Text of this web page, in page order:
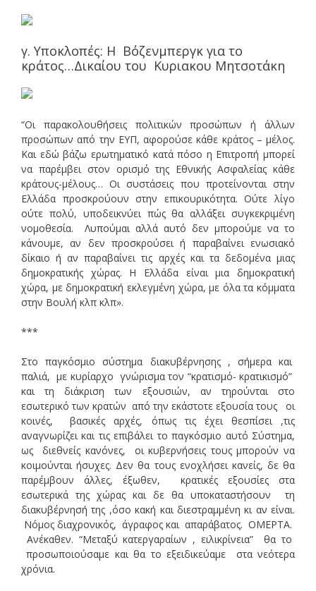
γ. Υποκλοπές: Η Βόζενμπεργκ για το
κράτος…Δικαίου του Κυριακου Μητσοτάκη
“Οι παρακολουθήσεις πολιτικών προσώπων ή άλλων
προσώπων από την ΕΥΠ, αφορούσε κάθε κράτος – μέλος.
Και εδώ βάζω ερωτηματικό κατά πόσο η Επιτροπή μπορεί
να παρέμβει στον ορισμό της Εθνικής Ασφαλείας κάθε
κράτους-μέλους… Οι συστάσεις που προτείνονται στην
Ελλάδα προσκρούουν στην επικουρικότητα. Ούτε λίγο
ούτε πολύ, υποδεικνύει πώς θα αλλάξει συγκεκριμένη
νομοθεσία. Λυπούμαι αλλά αυτό δεν μπορούμε να το
κάνουμε, αν δεν προσκρούσει ή παραβαίνει ενωσιακό
δίκαιο ή αν παραβαίνει τις αρχές και τα δεδομένα μιας
δημοκρατικής χώρας. Η Ελλάδα είναι μια δημοκρατική
χώρα, με δημοκρατική εκλεγμένη χώρα, με όλα τα κόμματα
στην Βουλή κλπ κλπ».
***
Στο παγκόσμιο σύστημα διακυβέρνησης , σήμερα και
παλιά, με κυρίαρχο γνώρισμα τον “κρατισμό- κρατικισμό”
και τη διάκριση των εξουσιών, αν τηρούνται στο
εσωτερικό των κρατών από την εκάστοτε εξουσία τους οι
κοινές, βασικές αρχές, όπως τις έχει θεσπίσει ,τις
αναγνωρίζει και τις επιβάλει το παγκόσμιο αυτό Σύστημα,
ως διεθνείς κανόνες, οι κυβερνήσεις τους μπορούν να
κοιμούνται ήσυχες. Δεν θα τους ενοχλήσει κανείς, δε θα
παρέμβουν άλλες, έξωθεν, κρατικές εξουσίες στα
εσωτερικά της χώρας και δε θα υποκαταστήσουν τη
διακυβέρνησή της ,όσο κακή και διεστραμμένη κι αν είναι.
Νόμος διαχρονικός, άγραφος και απαράβατος. ΟΜΕΡΤΑ.
Ανέκαθεν. “Μεταξύ κατεργαραίων , ειλικρίνεια” θα το
προσωποιούσαμε και θα το εξειδικεύαμε στα νεότερα
χρόνια.